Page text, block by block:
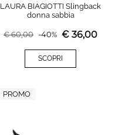
LAURA BIAGIOTTI Slingback
donna sabbia
€60,00 -40% € 36,00
SCOPRI
PROMO